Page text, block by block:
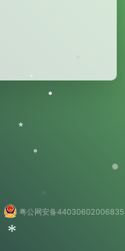
•
•
•
•
粤公网安备44030602006835
*
*